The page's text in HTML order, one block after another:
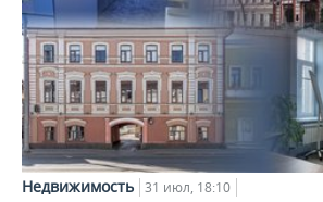
Недвижимость 31 июл, 18:10